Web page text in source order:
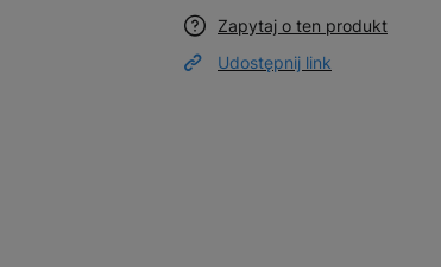
Zapytaj o ten produkt
Udostępnij link